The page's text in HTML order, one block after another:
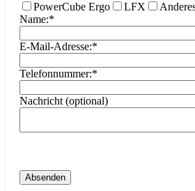
PowerCube Ergo
LFX
Name:*
E-Mail-Adresse:*
Telefonnummer:*
Nachricht (optional)